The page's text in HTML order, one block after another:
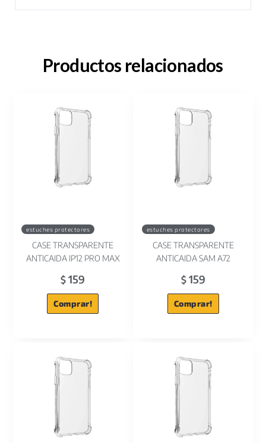
Productos relacionados
estuches protectores
CASE TRANSPARENTE
ANTICAIDA IP12 PRO MAX
$ 159
Comprar!
estuches protectores
CASE TRANSPARENTE
ANTICAIDA SAM A72
$159
Comprar!